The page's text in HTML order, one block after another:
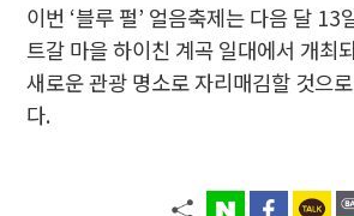
이번 ‘블루 펄’ 얼음축제는 다음 달
트갈 마을 하이친 계곡 일대에서 개최
새로운 관광 명소로 자리매김할 것으
다.